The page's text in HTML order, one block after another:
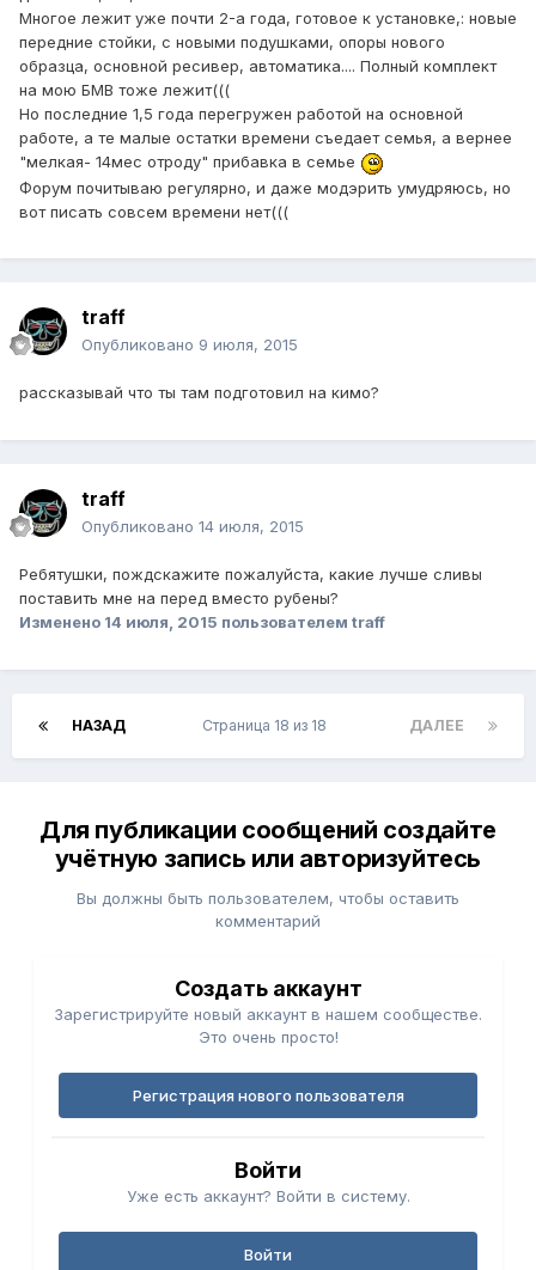
Многое лежит уже почти 2-а года, готовое к установке,: новые
передние стойки, с новыми подушками, опоры нового
образца, основной ресивер, автоматика.... Полный комплект
на мою БМВ тоже лежит(((
Но последние 1,5 года перегружен работой на основной
работе, а те малые остатки времени съедает семья, а вернее
"мелкая- 14мес отроду" прибавка в семье
Форум почитываю регулярно, и даже модэрить умудряюсь, но
вот писать совсем времени нет(((
traff
Опубликовано 9 июля, 2015
рассказывай что ты там подготовил на кимо?
traff
Опубликовано 14 июля, 2015
Ребятушки, пождскажите пожалуйста, какие лучше сливы
поставить мне на перед вместо рубены?
Изменено 14 июля, 2015 пользователем traff
НАЗАД ДАЛЕЕ
Страница 18 из 18
Для публикации сообщений создайте
учётную запись или авторизуйтесь
Вы должны быть пользователем, чтобы оставить
комментарий
Создать аккаунт
Зарегистрируйте новый аккаунт в нашем сообществе.
Это очень просто!
Регистрация нового пользователя
Войти
Уже есть аккаунт? Войти в систему.
Войти